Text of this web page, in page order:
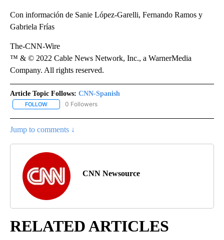
Con información de Sanie López-Garelli, Fernando Ramos y
Gabriela Frías
The-CNN-Wire
™ & © 2022 Cable News Network, Inc., a WarnerMedia
Company. All rights reserved.
Article Topic Follows: CNN-Spanish
FOLLOW FOLLOW "CNN-SPANISH" TO RECEIVE NOTIFICATIONS ABOUT
0 Followers
Jump to comments ↓
CNN Newsource
RELATED ARTICLES